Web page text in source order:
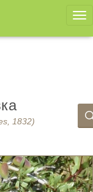
1832)